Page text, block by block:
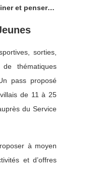
et penser…
sorties,
thématiques
pass proposé
de 11 à 25
du Service
à moyen
et d’offres